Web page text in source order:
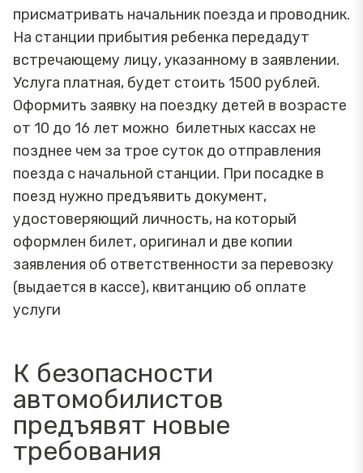
присматривать начальник поезда и проводник.
На станции прибытия ребенка передадут
встречающему лицу, указанному в заявлении.
Услуга платная, будет стоить 1500 рублей.
Оформить заявку на поездку детей в возрасте
от 10 до 16 лет можно билетных кассах не
позднее чем за трое суток до отправления
поезда с начальной станции. При посадке в
поезд нужно предъявить документ,
удостоверяющий личность, на который
оформлен билет, оригинал и две копии
заявления об ответственности за перевозку
(выдается в кассе), квитанцию об оплате
услуги
К безопасности
автомобилистов
предъявят новые
требования